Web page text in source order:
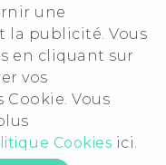
une
la publicité. Vous
en cliquant sur
vos
Cookie. Vous
Cookies ici.